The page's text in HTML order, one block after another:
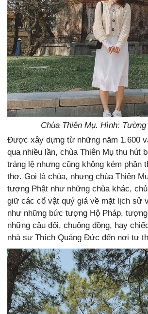
Chùa Thiên Mụ. Hình: Tường
Được xây dựng từ những năm 1.600
qua nhiều lần, chùa Thiên Mụ thu hút
tráng lệ nhưng cũng không kém phần
thơ. Gọi là chùa, nhưng chùa Thiên
tượng Phật như những chùa khác,
giữ các cổ vật quý giá về mặt lịch sử
như những bức tượng Hộ Pháp,
những câu đối, chuông đồng, hay
nhà sư Thích Quảng Đức đến nơi tự